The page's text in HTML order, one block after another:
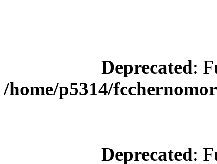
Deprecated:
/home/p5314/
Deprecated: